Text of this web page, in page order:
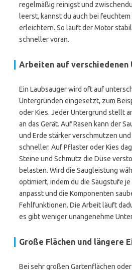
regelmäßig reinigst und
leerst, kannst du auch bei
erleichtern. So läuft der Motor
schneller voran.
Arbeiten auf verschiedenen
Ein Laubsauger wird oft auf
Untergründen eingesetzt, zum
oder Kies. Jeder Untergrund stellt
an das Gerät. Auf Rasen kann der
und Erde stärker verschmutzen
schneller. Auf Pflaster oder Kies
Steine und Schmutz die Düse
belasten. Wird die Saugleistung
optimiert, indem du die Saugstufe
anpasst und die Komponenten
Fehlfunktionen. Die Arbeit läuft
es gibt weniger unangenehme
Große Flächen und längere
Bei sehr großen Gartenflächen